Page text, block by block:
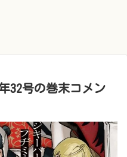
32号の巻末コメン